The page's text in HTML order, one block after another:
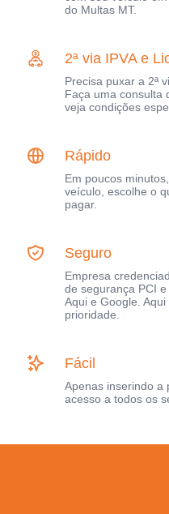
do Multas MT.
2ª via IPVA e
Precisa puxar a 2ª
Faça uma consulta
veja condições
Rápido
Em poucos
veículo, escolhe o
pagar.
Seguro
Empresa
de segurança PCI
Aqui e Google.
prioridade.
Fácil
Apenas inserindo a
acesso a todos os